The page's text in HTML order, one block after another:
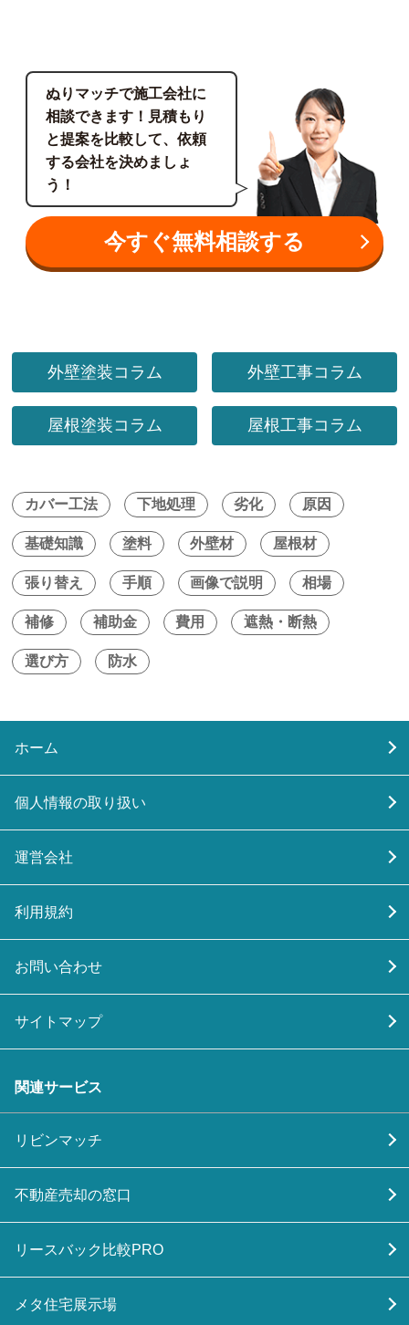
ぬりマッチで施工会社に
相談できます！見積もり
と提案を比較して、依頼
する会社を決めましょ
う！
今すぐ無料相談する
外壁塗装コラム 外壁工事コラム
屋根塗装コラム 屋根工事コラム
カバー工法 下地処理 劣化 原因
基礎知識 塗料 外壁材 屋根材
張り替え 手順 画像で説明 相場
補修 補助金 費用 遮熱・断熱
選び方 防水
ホーム
個人情報の取り扱い
運営会社
利用規約
お問い合わせ
サイトマップ
関連サービス
リビンマッチ
不動産売却の窓口
リースバック比較PRO
メタ住宅展示場